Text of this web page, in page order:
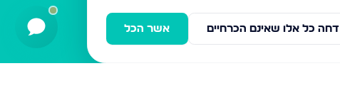
ביתר עילית
אשר הכל דחה כל אלו שאינם הכרחיים